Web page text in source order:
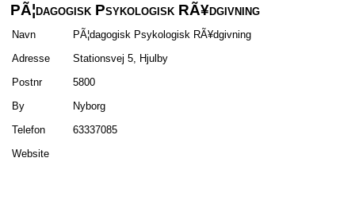
PÃ¦dagogisk Psykologisk RÃ¥dgivning
Navn
PÃ¦dagogisk Psykologisk RÃ¥dgivning
Adresse
Stationsvej 5, Hjulby
Postnr
5800
By
Nyborg
Telefon
63337085
Website